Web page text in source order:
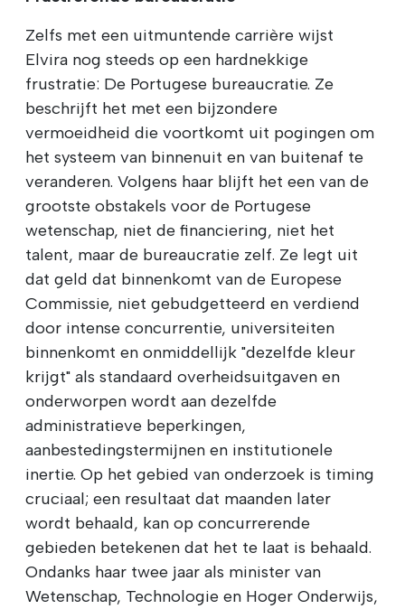
Zelfs met een uitmuntende carrière wijst
Elvira nog steeds op een hardnekkige
frustratie: De Portugese bureaucratie. Ze
beschrijft het met een bijzondere
vermoeidheid die voortkomt uit pogingen om
het systeem van binnenuit en van buitenaf te
veranderen. Volgens haar blijft het een van de
grootste obstakels voor de Portugese
wetenschap, niet de financiering, niet het
talent, maar de bureaucratie zelf. Ze legt uit
dat geld dat binnenkomt van de Europese
Commissie, niet gebudgetteerd en verdiend
door intense concurrentie, universiteiten
binnenkomt en onmiddellijk "dezelfde kleur
krijgt" als standaard overheidsuitgaven en
onderworpen wordt aan dezelfde
administratieve beperkingen,
aanbestedingstermijnen en institutionele
inertie. Op het gebied van onderzoek is timing
cruciaal; een resultaat dat maanden later
wordt behaald, kan op concurrerende
gebieden betekenen dat het te laat is behaald.
Ondanks haar twee jaar als minister van
Wetenschap, Technologie en Hoger Onderwijs,